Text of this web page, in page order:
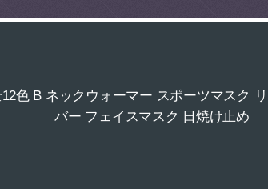
B ネックウォーマー スポーツマスク
バー フェイスマスク 日焼け止め